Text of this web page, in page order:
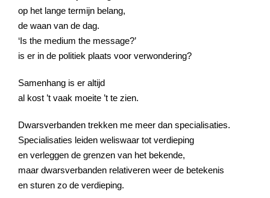
op het lange termijn belang,
de waan van de dag.
‘Is the medium the message?’
is er in de politiek plaats voor verwondering?
Samenhang is er altijd
al kost ’t vaak moeite ’t te zien.
Dwarsverbanden trekken me meer dan specialisaties.
Specialisaties leiden weliswaar tot verdieping
en verleggen de grenzen van het bekende,
maar dwarsverbanden relativeren weer de betekenis
en sturen zo de verdieping.